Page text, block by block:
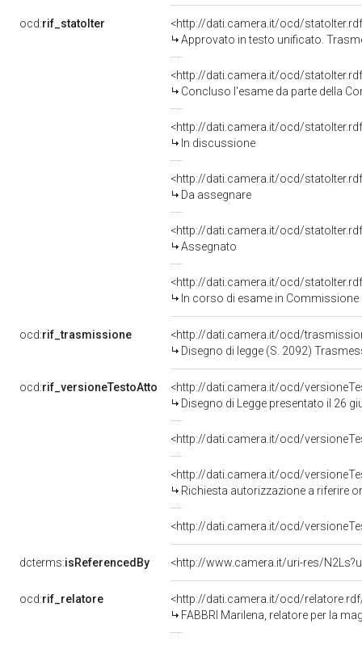
ocd:rif_statoIter
<http://dati.camera.it/ocd/
Approvato in testo unificato.
<http://dati.camera.it/ocd/
Concluso l'esame da parte della
<http://dati.camera.it/ocd/
In discussione
<http://dati.camera.it/ocd/
Da assegnare
<http://dati.camera.it/ocd/
Assegnato
<http://dati.camera.it/ocd/
In corso di esame in Commissione
ocd:rif_trasmissione
<http://dati.camera.it/ocd/
Disegno di legge (S. 2092)
ocd:rif_versioneTestoAtto
<http://dati.camera.it/ocd/
Disegno di Legge presentato il 26
<http://dati.camera.it/ocd/
<http://dati.camera.it/ocd/
Richiesta autorizzazione a riferire
<http://dati.camera.it/ocd/
dcterms:isReferencedBy <http://www.camera.it/uri-res/
ocd:rif_relatore
<http://dati.camera.it/ocd/
FABBRI Marilena, relatore per la